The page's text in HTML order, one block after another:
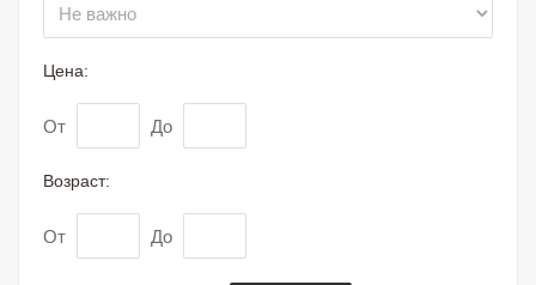
Цена:
От До
Возраст:
От До